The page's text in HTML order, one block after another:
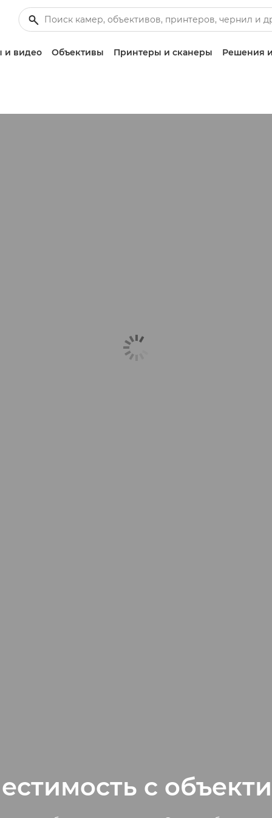
и видео Объективы Принтеры и сканеры Решения
с